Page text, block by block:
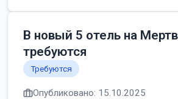
В новый 5 отель на
требуются
Требуются
Опубликовано: 15.10.2025